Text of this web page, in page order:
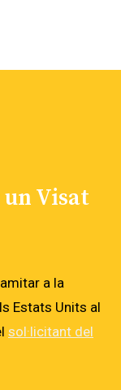
Visat
a la
Estats Units al
sol·licitant del